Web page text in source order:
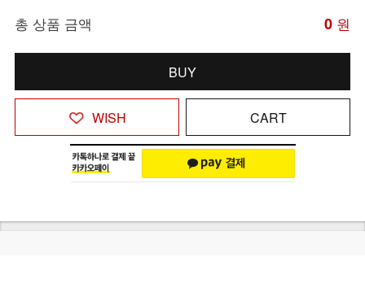
총 상품 금액 0 원
BUY
WISH CART